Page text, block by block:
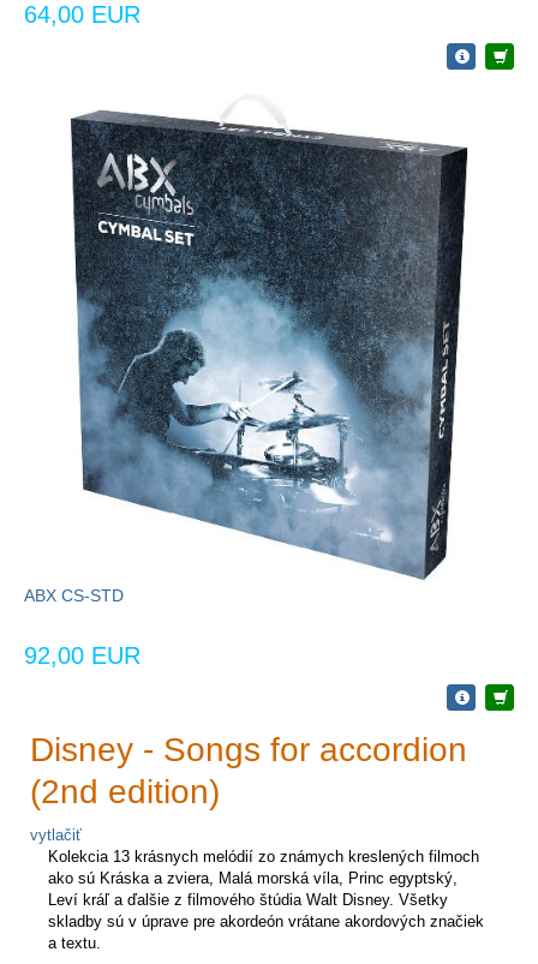
64,00 EUR
ABX CS-STD
92,00 EUR
Disney - Songs for accordion
(2nd edition)
vytlačiť
Kolekcia 13 krásnych melódií zo známych kreslených filmoch
ako sú Kráska a zviera, Malá morská víla, Princ egyptský,
Leví kráľ a ďalšie z filmového štúdia Walt Disney. Všetky
skladby sú v úprave pre akordeón vrátane akordových značiek
a textu.